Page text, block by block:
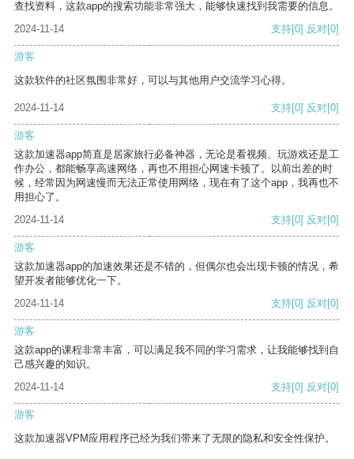
查找资料，这款app的搜索功能非常强大，能够快速找到我需要的信息。
2024-11-14
支持[0] 反对[0]
游客
这款软件的社区氛围非常好，可以与其他用户交流学习心得。
2024-11-14 支持[0] 反对[0]
游客
这款加速器app简直是居家旅行必备神器，无论是看视频、玩游戏还是工
作办公，都能畅享高速网络，再也不用担心网速卡顿了。以前出差的时
候，经常因为网速慢而无法正常使用网络，现在有了这个app，我再也不
用担心了。
2024-11-14
支持[0] 反对[0]
游客
这款加速器app的加速效果还是不错的，但偶尔也会出现卡顿的情况，希
望开发者能够优化一下。
2024-11-14
支持[0] 反对[0]
游客
这款app的课程非常丰富，可以满足我不同的学习需求，让我能够找到自
己感兴趣的知识。
2024-11-14
支持[0] 反对[0]
游客
这款加速器VPM应用程序已经为我们带来了无限的隐私和安全性保护。